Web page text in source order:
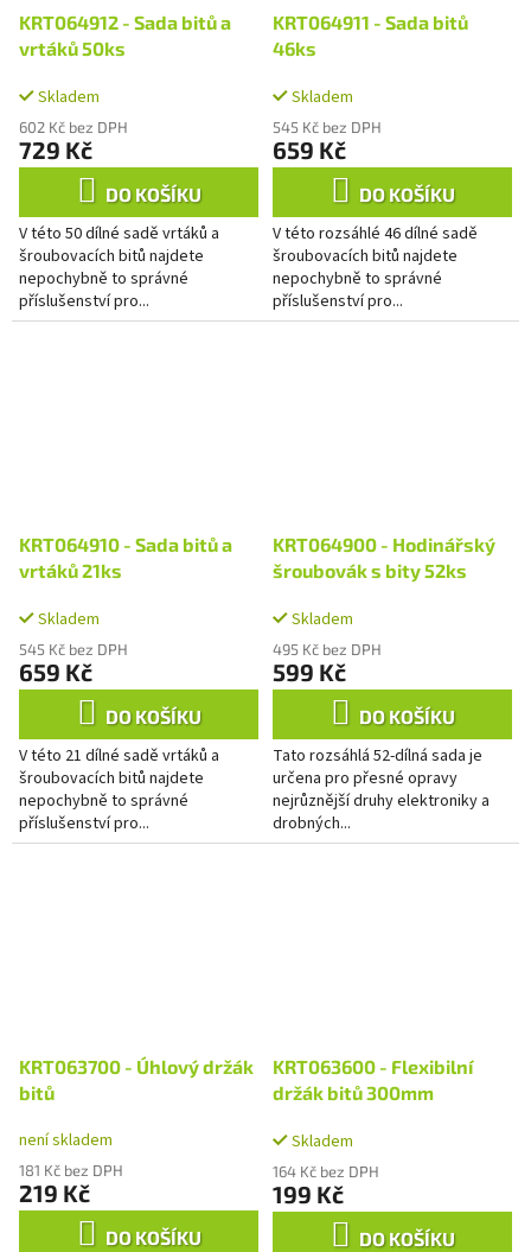
KRT064912 - Sada bitů a
vrtáků 50ks
Skladem
602 Kč bez DPH
729 Kč
DO KOŠÍKU
V této 50 dílné sadě vrtáků a
šroubovacích bitů najdete
nepochybně to správné
příslušenství pro...
KRT064911 - Sada bitů
46ks
Skladem
545 Kč bez DPH
659 Kč
DO KOŠÍKU
V této rozsáhlé 46 dílné sadě
šroubovacích bitů najdete
nepochybně to správné
příslušenství pro...
KRT064910 - Sada bitů a
vrtáků 21ks
Skladem
545 Kč bez DPH
659 Kč
DO KOŠÍKU
V této 21 dílné sadě vrtáků a
šroubovacích bitů najdete
nepochybně to správné
příslušenství pro...
KRT064900 - Hodinářský
šroubovák s bity 52ks
Skladem
495 Kč bez DPH
599 Kč
DO KOŠÍKU
Tato rozsáhlá 52-dílná sada je
určena pro přesné opravy
nejrůznější druhy elektroniky a
drobných...
KRT063700 - Úhlový držák
bitů
není skladem
181 Kč bez DPH
219 Kč
DO KOŠÍKU
KRT063600 - Flexibilní
držák bitů 300mm
Skladem
164 Kč bez DPH
199 Kč
DO KOŠÍKU